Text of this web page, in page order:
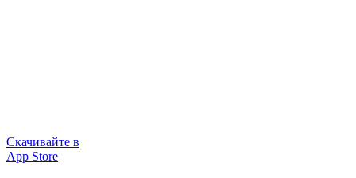
Скачивайте в
App Store